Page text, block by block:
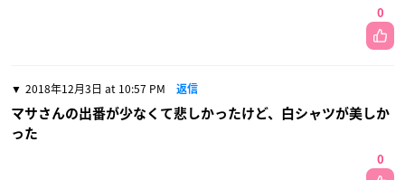
0
2018年12月3日 at 10:57 PM 返信
マサさんの出番が少なくて悲しかったけど、白シャツが美しか
った
0